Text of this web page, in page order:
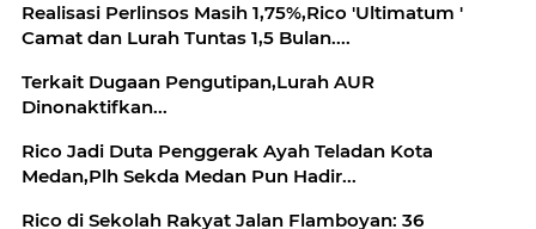
Realisasi Perlinsos Masih 1,75%,Rico 'Ultimatum '
Camat dan Lurah Tuntas 1,5 Bulan....
Terkait Dugaan Pengutipan,Lurah AUR
Dinonaktifkan...
Rico Jadi Duta Penggerak Ayah Teladan Kota
Medan,Plh Sekda Medan Pun Hadir...
Rico di Sekolah Rakyat Jalan Flamboyan: 36